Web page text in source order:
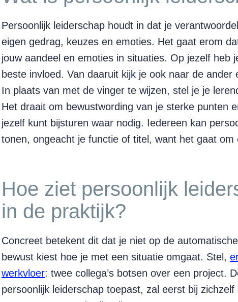
Persoonlijk leiderschap houdt in dat je
eigen gedrag, keuzes en emoties. Het gaat erom
jouw aandeel en emoties in situaties. Op jezelf heb
beste invloed. Van daaruit kijk je ook naar de ander
In plaats van met de vinger te wijzen, stel je je
Het draait om bewustwording van je sterke punten
jezelf kunt bijsturen waar nodig. Iedereen kan
tonen, ongeacht je functie of titel, want het gaat om
Hoe ziet persoonlijk
in de praktijk?
Concreet betekent dit dat je niet op de
bewust kiest hoe je met een situatie omgaat. Stel,
werkvloer: twee collega’s botsen over een project.
persoonlijk leiderschap toepast, zal eerst bij zichzelf